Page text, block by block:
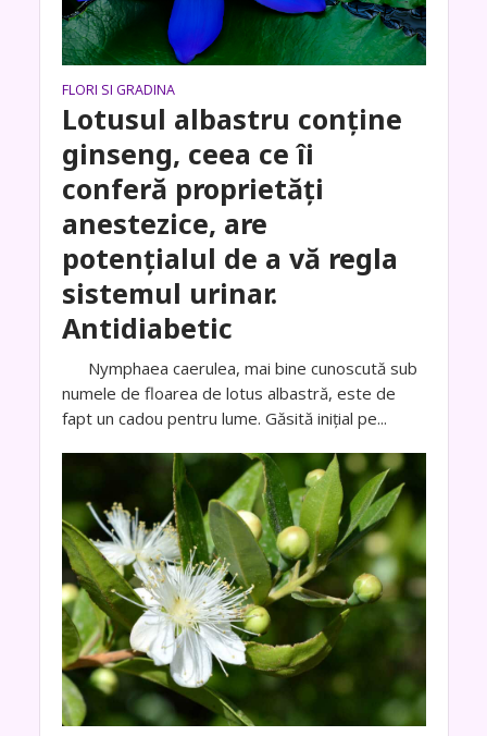
FLORI SI GRADINA
Lotusul albastru conține
ginseng, ceea ce îi
conferă proprietăți
anestezice, are
potențialul de a vă regla
sistemul urinar.
Antidiabetic
Nymphaea caerulea, mai bine cunoscută sub
numele de floarea de lotus albastră, este de
fapt un cadou pentru lume. Găsită inițial pe...